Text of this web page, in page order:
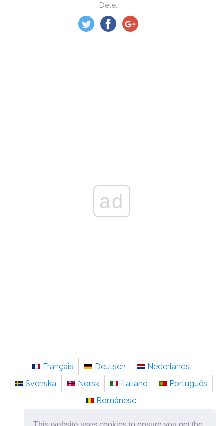
Dele:
ad
Français Deutsch
Nederlands
Svenska
Norsk Italiano
Português
Românesc
©2026no.sainte-anastasie.org